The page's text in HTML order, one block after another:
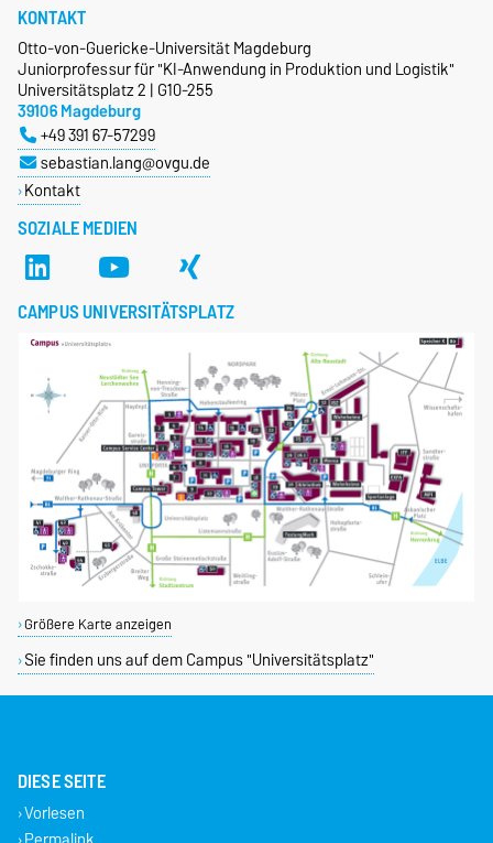
SOZIALE MEDIEN
KONTAKT
Otto-von-Guericke-Universität Magdeburg
Juniorprofessur für "KI-Anwendung in Produktion und Logistik"
Universitätsplatz 2 | G10-255
39106 Magdeburg
+49 391 67-57299
sebastian.lang@ovgu.de
Kontakt
CAMPUS UNIVERSITÄTSPLATZ
Größere Karte anzeigen
Sie finden uns auf dem Campus "Universitätsplatz"
DIESE SEITE
Vorlesen